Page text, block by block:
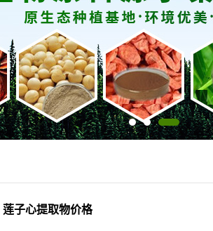
莲子心提取物价格